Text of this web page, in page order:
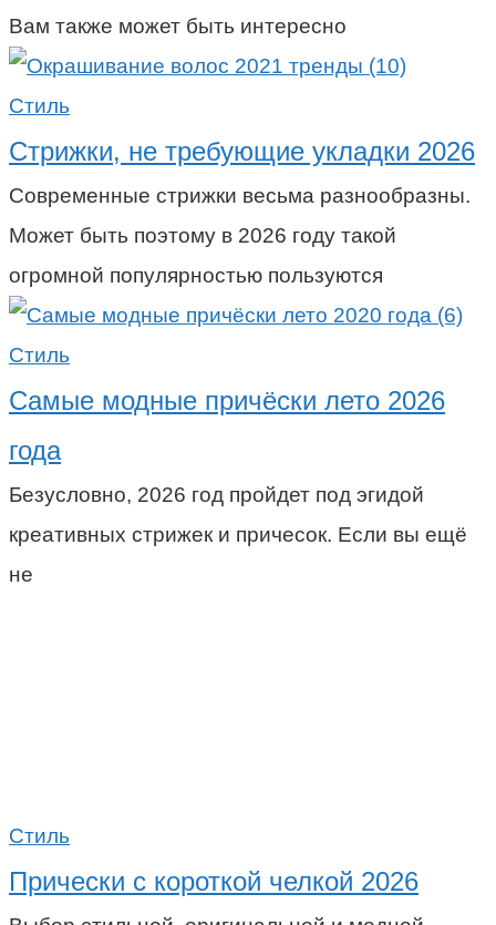
Вам также может быть интересно
Стиль
Стрижки, не требующие укладки 2026
Современные стрижки весьма разнообразны.
Может быть поэтому в 2026 году такой
огромной популярностью пользуются
Стиль
Самые модные причёски лето 2026
года
Безусловно, 2026 год пройдет под эгидой
креативных стрижек и причесок. Если вы ещё
не
Стиль
Прически с короткой челкой 2026